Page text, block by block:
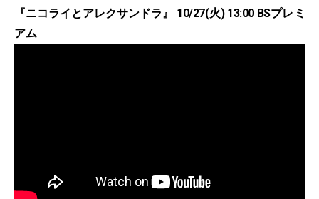
『ニコライとアレクサンドラ』 10/27(火) 13:00 BSプレミ
アム